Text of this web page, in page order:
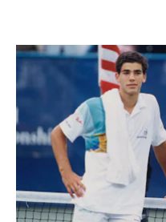
The Sports Section: 伝説
ト上（そしてコート外）